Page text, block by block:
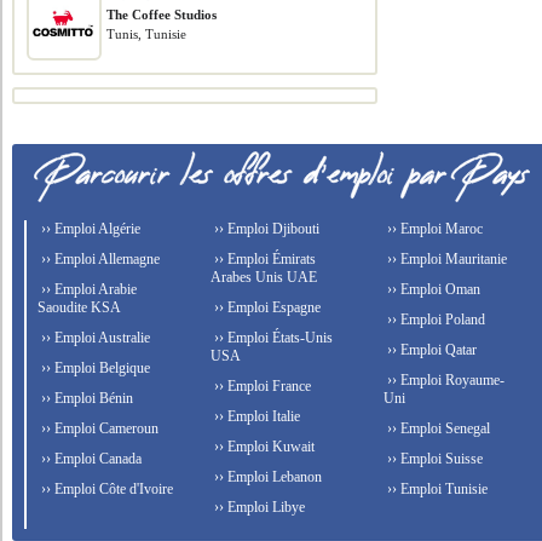
The Coffee Studios
Tunis, Tunisie
›› Emploi Algérie
›› Emploi Allemagne
›› Emploi Arabie
Saoudite KSA
›› Emploi Australie
›› Emploi Belgique
›› Emploi Bénin
›› Emploi Cameroun
›› Emploi Canada
›› Emploi Côte d'Ivoire
›› Emploi Djibouti
›› Emploi Émirats
Arabes Unis UAE
›› Emploi Espagne
›› Emploi États-Unis
USA
›› Emploi France
›› Emploi Italie
›› Emploi Kuwait
›› Emploi Lebanon
›› Emploi Libye
›› Emploi Maroc
›› Emploi Mauritanie
›› Emploi Oman
›› Emploi Poland
›› Emploi Qatar
›› Emploi Royaume-
Uni
›› Emploi Senegal
›› Emploi Suisse
›› Emploi Tunisie